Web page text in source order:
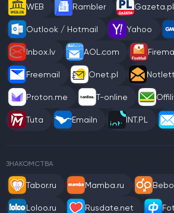
WEB Rambler Gazeta.pl
Outlook / Hotmail Yahoo
Inbox.lv AOL.com
Freemail Onet.pl
Proton.me T-online
Tuta Emailn INT.PL
ЗНАКОМСТВА
Tabor.ru Mamba.ru
Loloo.ru Rusdate.net